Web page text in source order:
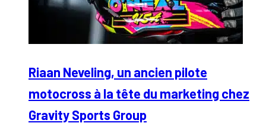
Riaan Neveling, un ancien pilote
motocross à la tête du marketing chez
Gravity Sports Group